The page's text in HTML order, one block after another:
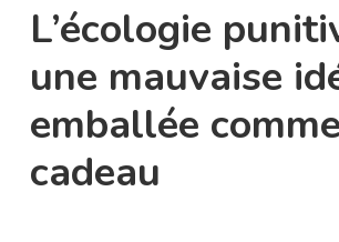
L’écologie
une mauvaise
emballée
cadeau